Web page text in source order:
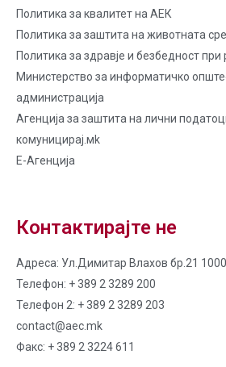
Политика за квалитет на AЕК
Политика за заштита на животната
Политика за здравје и безбедност при
Министерство за информатичко
администрација
Агенција за заштита на лични
комуницирај.мk
Е-Агенција
Контактирајте не
Адреса: Ул.Димитар Влахов бр.21 1000
Телефон: + 389 2 3289 200
Телефон 2: + 389 2 3289 203
contact@aec.mk
Факс: + 389 2 3224 611